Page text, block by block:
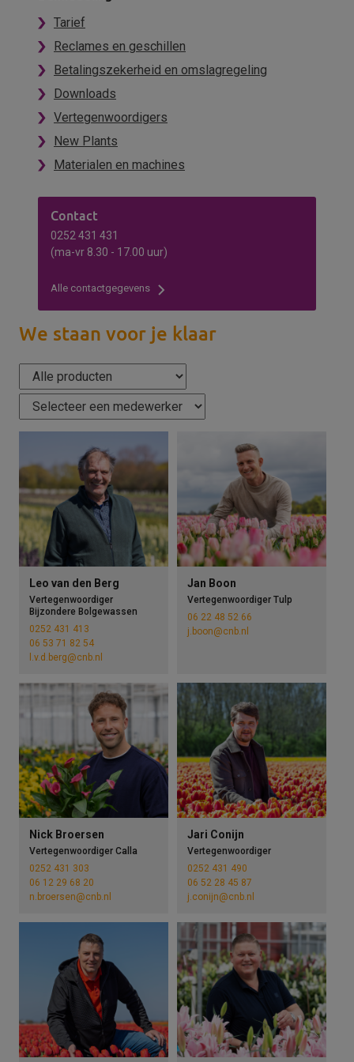
Tarief
Reclames en geschillen
Betalingszekerheid en omslagregeling
Downloads
Vertegenwoordigers
New Plants
Materialen en machines
Contact
0252 431 431
(ma-vr 8.30 - 17.00 uur)
Alle contactgegevens
We staan voor je klaar
Leo van den Berg
Vertegenwoordiger
Bijzondere Bolgewassen
0252 431 413
06 53 71 82 54
l.v.d.berg@cnb.nl
Jan Boon
Vertegenwoordiger Tulp
06 22 48 52 66
j.boon@cnb.nl
Nick Broersen
Vertegenwoordiger Calla
0252 431 303
06 12 29 68 20
n.broersen@cnb.nl
Jari Conijn
Vertegenwoordiger
0252 431 490
06 52 28 45 87
j.conijn@cnb.nl